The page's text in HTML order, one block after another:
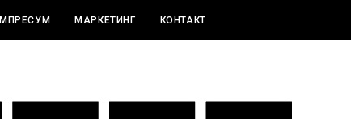
МАРКЕТИНГ КОНТАКТ